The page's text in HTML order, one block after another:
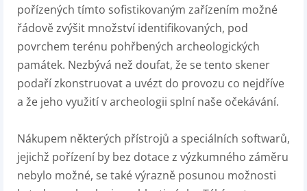
pořízených tímto sofistikovaným zařízením možné
řádově zvýšit množství identifikovaných, pod
povrchem terénu pohřbených archeologických
památek. Nezbývá než doufat, že se tento skener
podaří zkonstruovat a uvézt do provozu co nejdříve
a že jeho využití v archeologii splní naše očekávání.
Nákupem některých přístrojů a speciálních softwarů,
jejichž pořízení by bez dotace z výzkumného záměru
nebylo možné, se také výrazně posunou možnosti